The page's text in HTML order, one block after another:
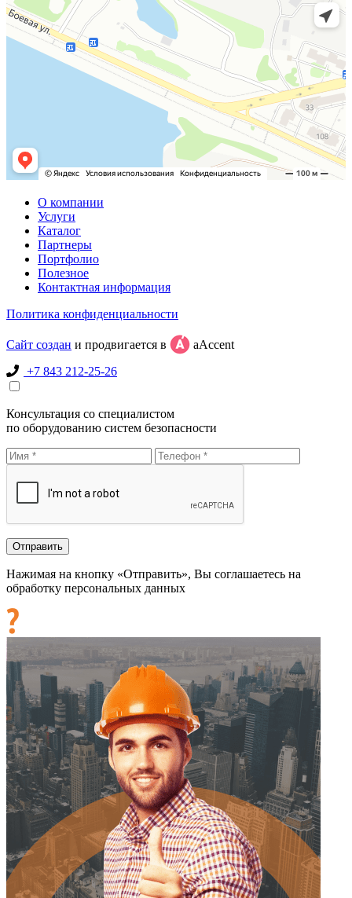
О компании
Услуги
Каталог
Партнеры
Портфолио
Полезное
Контактная информация
Политика конфиденциальности
Сайт создан и продвигается в
aAccent
+7 843 212-25-26
Консультация со специалистом
по оборудованию систем безопасности
Нажимая на кнопку «Отправить», Вы соглашаетесь на
обработку персональных данных